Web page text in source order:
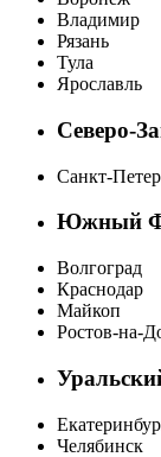
Владимир
Рязань
Тула
Ярославль
Северо-
Санкт-
Южный
Волгоград
Краснодар
Майкоп
Ростов-на-
Челябинск